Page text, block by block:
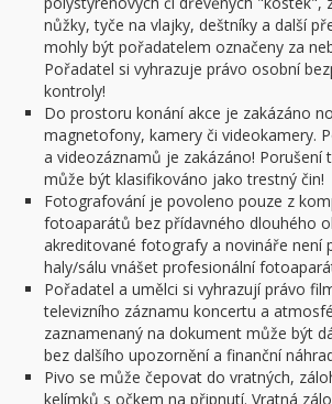
nůžky, tyče na vlajky, deštníky a další
mohly být pořadatelem označeny za
Pořadatel si vyhrazuje právo osobní
kontroly!
Do prostoru konání akce je zakázáno
magnetofony, kamery či videokamery.
a videozáznamů je zakázáno! Porušení
může být klasifikováno jako trestný čin!
Fotografování je povoleno pouze z
fotoaparátů bez přídavného dlouhého
akreditované fotografy a novináře není
haly/sálu vnášet profesionální
Pořadatel a umělci si vyhrazují právo
televizního záznamu koncertu a
zaznamenaný na dokument může být
bez dalšího upozornění a finanční
Pivo se může čepovat do vratných,
kelímků s očkem na připnutí. Vratná